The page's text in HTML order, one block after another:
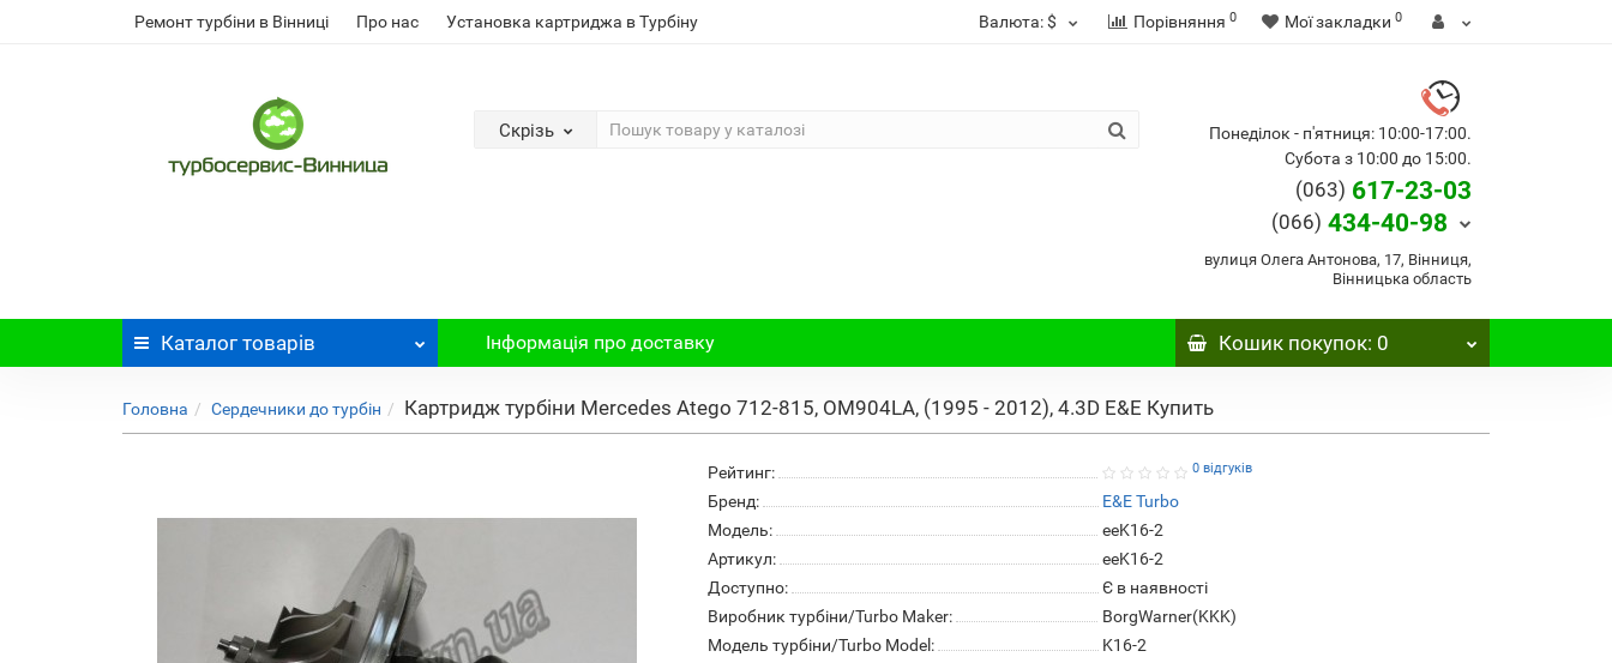
Ремонт турбіни в Вінниці Про нас Установка картриджа в Турбіну Валюта:$ Порівняння 0 Мої закладки 0
Скрізь
Понеділок - п'ятниця: 10:00-17:00.
Субота з 10:00 до 15:00.
(063) 617-23-03
(066) 434-40-98
вулиця Олега Антонова, 17, Вінниця,
Вінницька область
Каталог товарів Інформація про доставку Кошикпокупок: 0
Головна Сердечники до турбін Картридж турбіни Mercedes Atego 712-815, OM904LA, (1995 - 2012), 4.3D E&E Купить
Рейтинг: 0 відгуків
Бренд:
E&E Turbo
Модель:
eeK16-2
Артикул:
eeK16-2
Доступно:
Є в наявності
Виробник турбіни/Turbo Maker:
BorgWarner(KKK)
Модель турбіни/Turbo Model:
K16-2